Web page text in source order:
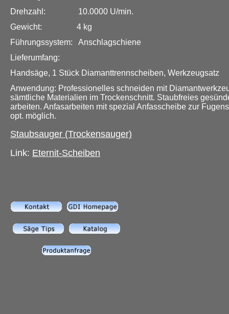
Drehzahl: 10.0000 U/min.
Gewicht: 4 kg
Führungssystem: Anschlagschiene
Lieferumfang:
Handsäge, 1 Stück Diamanttrennscheiben, Werkzeugsatz
Anwendung: Professionelles schneiden mit
sämtliche Materialien im Trockenschnitt. Staubfreies
arbeiten. Anfasarbeiten mit spezial Anfasscheibe zur
opt. möglich.
Staubsauger (Trockensauger)
Link: Eternit-Scheiben